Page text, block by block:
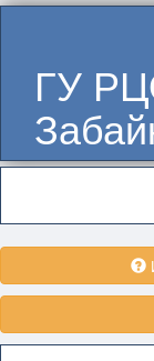
ГУ